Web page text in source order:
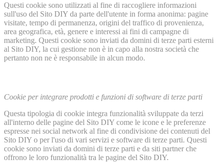
Questi cookie sono utilizzati al fine di raccogliere informazioni
sull'uso del Sito DIY da parte dell'utente in forma anonima: pagine
visitate, tempo di permanenza, origini del traffico di provenienza,
area geografica, età, genere e interessi ai fini di campagne di
marketing. Questi cookie sono inviati da domini di terze parti esterni
al Sito DIY, la cui gestione non è in capo alla nostra società che
pertanto non ne è responsabile in alcun modo.
Cookie per integrare prodotti e funzioni di software di terze parti
Questa tipologia di cookie integra funzionalità sviluppate da terzi
all'interno delle pagine del Sito DIY come le icone e le preferenze
espresse nei social network al fine di condivisione dei contenuti del
Sito DIY o per l'uso di vari servizi e software di terze parti. Questi
cookie sono inviati da domini di terze parti e da siti partner che
offrono le loro funzionalità tra le pagine del Sito DIY.